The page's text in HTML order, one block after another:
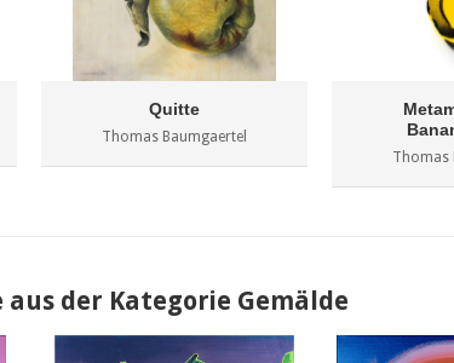
Quitte
Thomas Baumgaertel
Thomas
der Kategorie Gemälde